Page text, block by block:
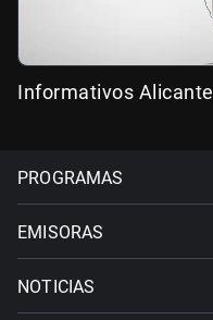
Informativos Alicante
PROGRAMAS
EMISORAS
NOTICIAS